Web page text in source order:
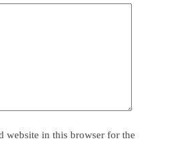
website in this browser for the